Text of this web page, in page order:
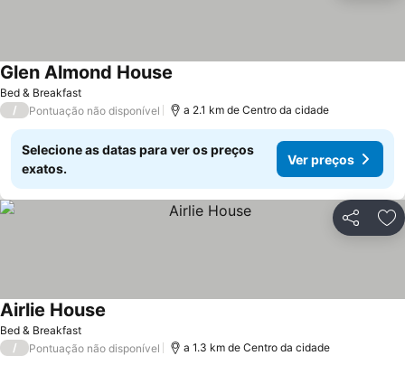
Bed & Breakfast
Glen Almond House
/ Pontuação não disponível a 2.1 km de Centro da cidade
Selecione as datas para ver os preços
exatos.
Ver preços
Partilhar
Bed & Breakfast
Airlie House
/ Pontuação não disponível a 1.3 km de Centro da cidade